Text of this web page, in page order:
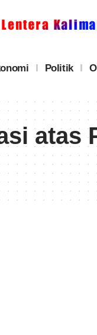
Politik
atas